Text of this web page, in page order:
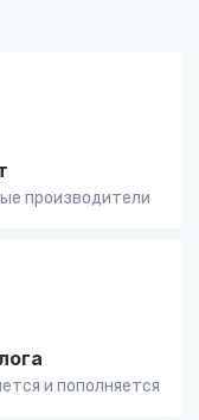
производители
и пополняется